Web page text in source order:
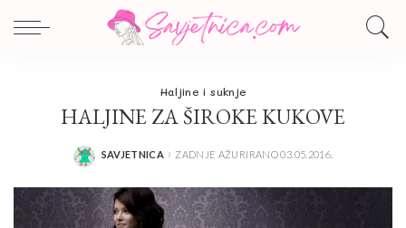
Haljine i suknje
HALJINE ZA ŠIROKE KUKOVE
POSTED
SAVJETNICA ZADNJE AŽURIRANO 03.05.2016.